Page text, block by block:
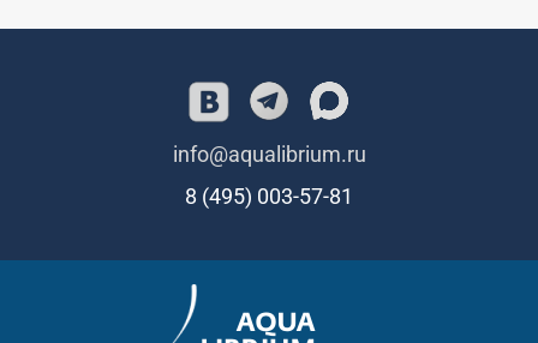
info@aqualibrium.ru
8 (495) 003-57-81